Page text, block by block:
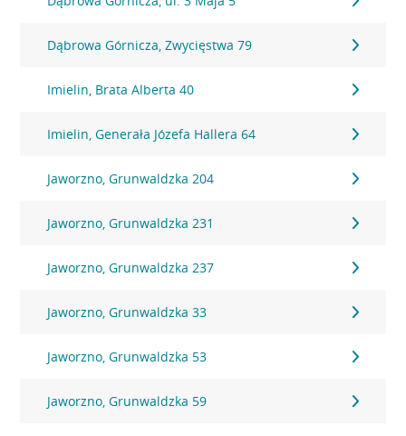
Dąbrowa Górnicza, Zwycięstwa 79
Imielin, Brata Alberta 40
Imielin, Generała Józefa Hallera 64
Jaworzno, Grunwaldzka 204
Jaworzno, Grunwaldzka 231
Jaworzno, Grunwaldzka 237
Jaworzno, Grunwaldzka 33
Jaworzno, Grunwaldzka 53
Jaworzno, Grunwaldzka 59